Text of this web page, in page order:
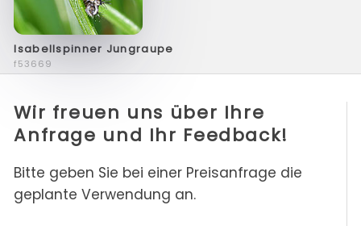
Isabellspinner Jungraupe
f53669
Wir freuen uns über Ihre
Anfrage und Ihr Feedback!
Bitte geben Sie bei einer Preisanfrage die
geplante Verwendung an.